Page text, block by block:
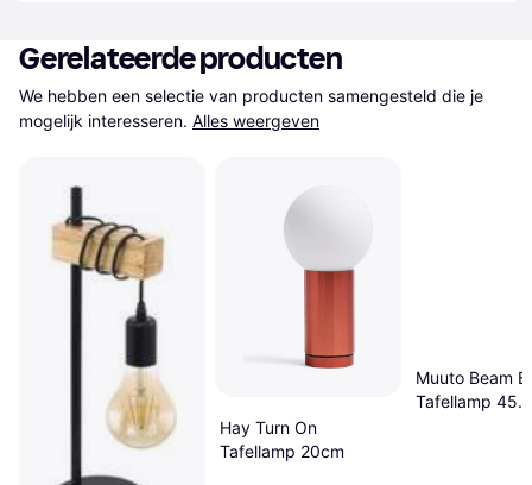
Gerelateerde producten
We hebben een selectie van producten samengesteld die je
mogelijk interesseren. Alles weergeven
Hay Turn On
Tafellamp 20cm
Muuto Beam
Tafellamp